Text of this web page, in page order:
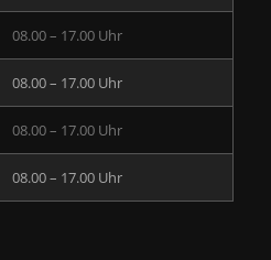
08.00 – 17.00 Uhr
08.00 – 17.00 Uhr
08.00 – 17.00 Uhr
08.00 – 17.00 Uhr